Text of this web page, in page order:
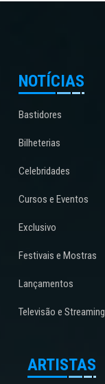
NOTÍCIAS
Bastidores
Bilheterias
Celebridades
Cursos e Eventos
Exclusivo
Festivais e Mostras
Lançamentos
Televisão e Streaming
ARTISTAS